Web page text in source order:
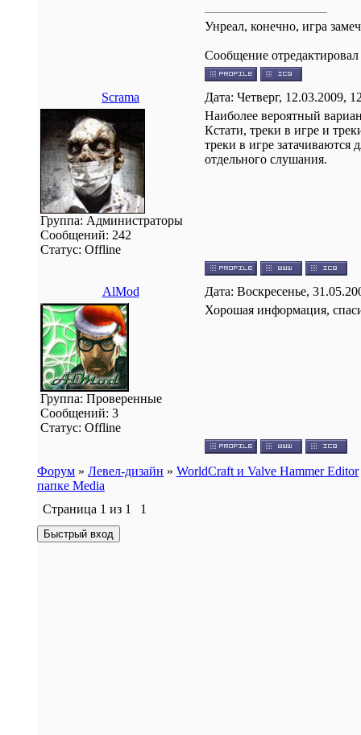
Унреал, конечно, игра
Сообщение отредактировал
Scrama Дата: Четверг, 12.03.2009,
Группа: Администраторы
Сообщений: 242
Статус: Offline
Наиболее вероятный
Кстати, треки в игре и
треки в игре
отдельного слушания.
AlMod Дата: Воскресенье,
Группа: Проверенные
Сообщений: 3
Статус: Offline
Хорошая информация,
Форум » Левел-дизайн » WorldCraft и Valve Hammer Editor
папке Media
Страница 1 из 1 1